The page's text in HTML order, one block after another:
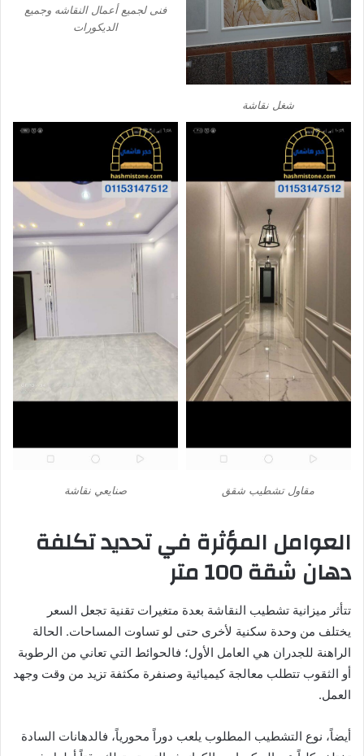
شغل نقاشة
فنى لجميع أعمال النقاشه وجميع
الديكورات
مقاول تشطيب شقق صنايعي نقاشة
العوامل المؤثرة في تحديد تكلفة
دهان شقة 100 متر
تتأثر ميزانية تشطيب النقاشة بعدة متغيرات تقنية تجعل السعر
يختلف من وحدة سكنية لأخرى حتى لو تساوت المساحات. الحالة
الراهنة للجدران هي العامل الأول؛ فالحوائط التي تعاني من الرطوبة
أو الثقوب تتطلب معالجة كيميائية وصنفرة مكثفة تزيد من وقت وجهد
العمل.
أيضاً، نوع التشطيب المطلوب يلعب دوراً محورياً، فالدهانات السادة